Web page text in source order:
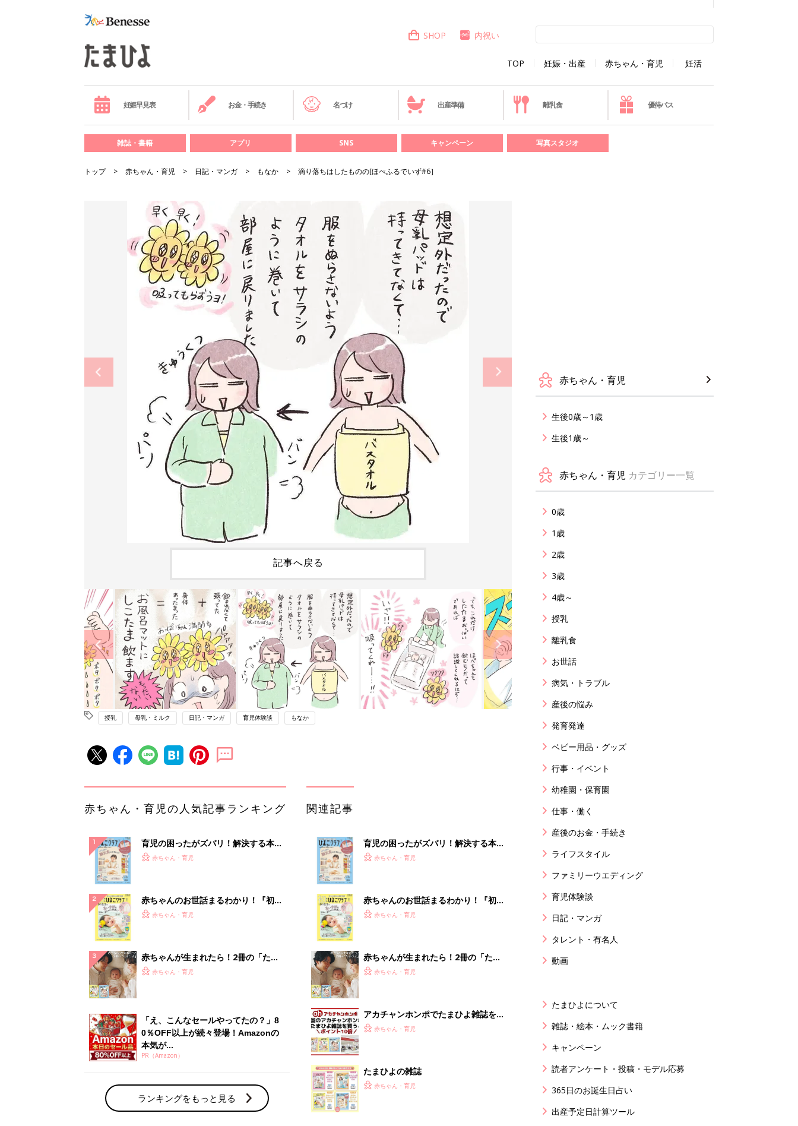
TOP 妊娠・出産 赤ちゃん・育児 妊活
SHOP 内祝い
妊娠早見表 お金・手続き 名づけ 出産準備 離乳食 優待パス
雑誌・書籍 アプリ SNS キャンペーン 写真スタジオ
トップ 赤ちゃん・育児 日記・マンガ もなか 滴り落ちはしたものの[ほぺふるでいず#6］
記事へ戻る
授乳 母乳・ミルク 日記・マンガ 育児体験談 もなか
赤ちゃん・育児の人気記事ランキング
育児の困ったがズバリ！解決する本
『ひよこクラブ 秋号』 4カ月～2才
赤ちゃん・育児
赤ちゃんのお世話まるわかり！『初め
てのひよこクラブ 夏号』〈巻頭大特
赤ちゃん・育児
赤ちゃんが生まれたら！2冊の「たま
ひよ」
赤ちゃん・育児
「え、こんなセールやってたの？」8
0％OFF以上が続々登場！Amazonの
本気が...
PR（Amazon）
ランキングをもっと見る
関連記事
育児の困ったがズバリ！解決する本
『ひよこクラブ 秋号』 4カ月～2才
赤ちゃん・育児
赤ちゃんのお世話まるわかり！『初め
てのひよこクラブ 夏号』〈巻頭大特
赤ちゃん・育児
赤ちゃんが生まれたら！2冊の「たま
ひよ」
赤ちゃん・育児
アカチャンホンポでたまひよ雑誌を買
うとポイント10倍【期間限定】
赤ちゃん・育児
たまひよの雑誌
赤ちゃん・育児
赤ちゃん・育児
生後0歳～1歳
生後1歳～
赤ちゃん・育児 カテゴリー一覧
0歳
1歳
2歳
3歳
4歳～
授乳
離乳食
お世話
病気・トラブル
産後の悩み
発育発達
ベビー用品・グッズ
行事・イベント
幼稚園・保育園
仕事・働く
産後のお金・手続き
ライフスタイル
ファミリーウエディング
育児体験談
日記・マンガ
タレント・有名人
動画
たまひよについて
雑誌・絵本・ムック書籍
キャンペーン
読者アンケート・投稿・モデル応募
365日のお誕生日占い
出産予定日計算ツール